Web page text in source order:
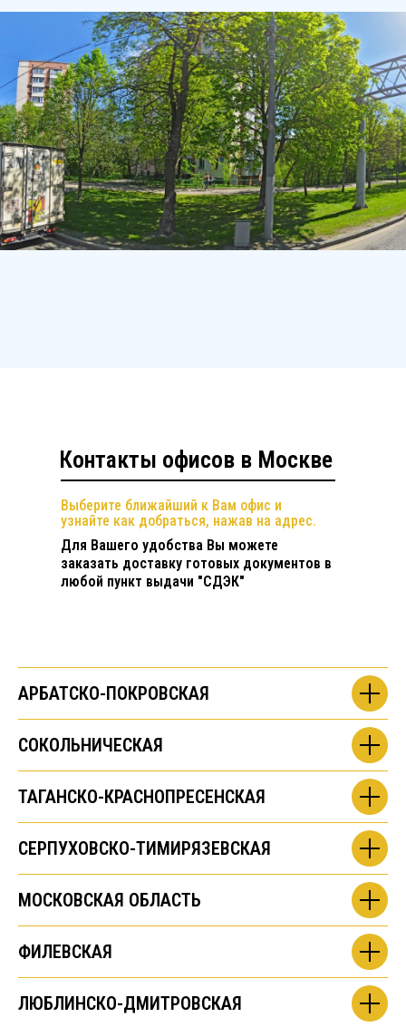
Контакты офисов в Москве
Выберите ближайший к Вам офис и
узнайте как добраться, нажав на адрес.
Для Вашего удобства Вы можете
заказать доставку готовых документов в
любой пункт выдачи "СДЭК"
АРБАТСКО-ПОКРОВСКАЯ
СОКОЛЬНИЧЕСКАЯ
ТАГАНСКО-КРАСНОПРЕСЕНСКАЯ
СЕРПУХОВСКО-ТИМИРЯЗЕВСКАЯ
МОСКОВСКАЯ ОБЛАСТЬ
ФИЛЕВСКАЯ
ЛЮБЛИНСКО-ДМИТРОВСКАЯ